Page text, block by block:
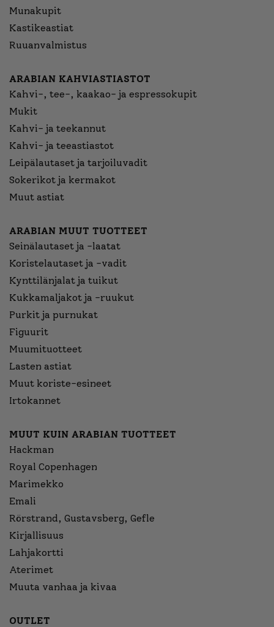
Munakupit
Kastikeastiat
Ruuanvalmistus
ARABIAN KAHVIASTIASTOT
Kahvi-, tee-, kaakao- ja espressokupit
Mukit
Kahvi- ja teekannut
Kahvi- ja teeastiastot
Leipälautaset ja tarjoiluvadit
Sokerikot ja kermakot
Muut astiat
ARABIAN MUUT TUOTTEET
Seinälautaset ja -laatat
Koristelautaset ja -vadit
Kynttilänjalat ja tuikut
Kukkamaljakot ja -ruukut
Purkit ja purnukat
Figuurit
Muumituotteet
Lasten astiat
Muut koriste-esineet
Irtokannet
MUUT KUIN ARABIAN TUOTTEET
Hackman
Royal Copenhagen
Marimekko
Emali
Rörstrand, Gustavsberg, Gefle
Kirjallisuus
Lahjakortti
Aterimet
Muuta vanhaa ja kivaa
OUTLET